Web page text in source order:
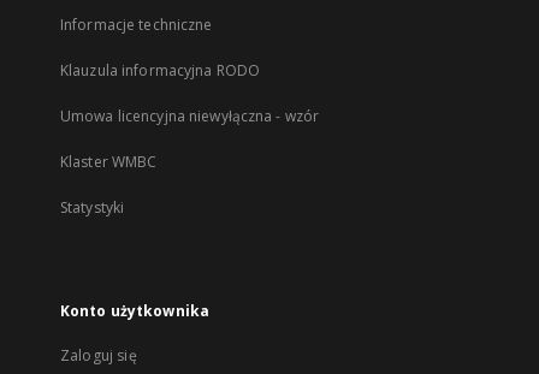
Informacje techniczne
Klauzula informacyjna RODO
Umowa licencyjna niewyłączna - wzór
Klaster WMBC
Statystyki
Konto użytkownika
Zaloguj się